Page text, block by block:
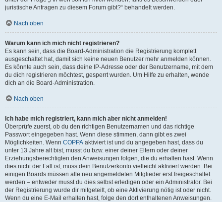
juristische Anfragen zu diesem Forum gibt?“ behandelt werden.
Nach oben
Warum kann ich mich nicht registrieren?
Es kann sein, dass die Board-Administration die Registrierung komplett
ausgeschaltet hat, damit sich keine neuen Benutzer mehr anmelden können.
Es könnte auch sein, dass deine IP-Adresse oder der Benutzername, mit dem
du dich registrieren möchtest, gesperrt wurden. Um Hilfe zu erhalten, wende
dich an die Board-Administration.
Nach oben
Ich habe mich registriert, kann mich aber nicht anmelden!
Überprüfe zuerst, ob du den richtigen Benutzernamen und das richtige
Passwort eingegeben hast. Wenn diese stimmen, dann gibt es zwei
Möglichkeiten. Wenn COPPA aktiviert ist und du angegeben hast, dass du
unter 13 Jahre alt bist, musst du bzw. einer deiner Eltern oder deiner
Erziehungsberechtigten den Anweisungen folgen, die du erhalten hast. Wenn
dies nicht der Fall ist, muss dein Benutzerkonto vielleicht aktiviert werden. Bei
einigen Boards müssen alle neu angemeldeten Mitglieder erst freigeschaltet
werden – entweder musst du dies selbst erledigen oder ein Administrator. Bei
der Registrierung wurde dir mitgeteilt, ob eine Aktivierung nötig ist oder nicht.
Wenn du eine E-Mail erhalten hast, folge den dort enthaltenen Anweisungen.